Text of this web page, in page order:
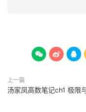
  
上一篇
汤家凤高数笔记ch1 极限